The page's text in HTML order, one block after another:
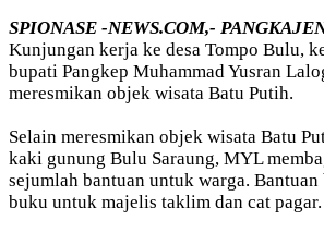
SPIONASE -NEWS.COM,-
Kunjungan kerja ke desa Tompo Bulu,
bupati Pangkep Muhammad Yusran
meresmikan objek wisata Batu Putih.
Selain meresmikan objek wisata Batu
kaki gunung Bulu Saraung, MYL
sejumlah bantuan untuk warga.
buku untuk majelis taklim dan cat pagar.